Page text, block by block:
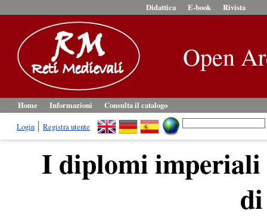
Didattica E-book Rivista
Open
Home Informazioni
Consulta il catalogo
Login
Registra utente
I diplomi